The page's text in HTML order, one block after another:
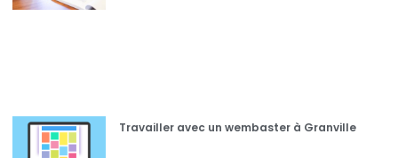
Travailler avec un wembaster à Granville